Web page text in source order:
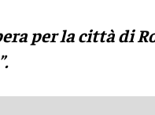
per la città di